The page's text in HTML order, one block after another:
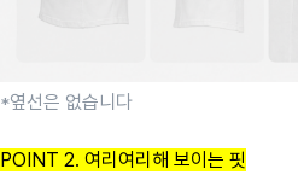
*옆선은 없습니다
POINT 2. 여리여리해 보이는 핏